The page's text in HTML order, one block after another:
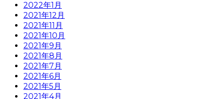
2022年1月
2021年12月
2021年11月
2021年10月
2021年9月
2021年8月
2021年7月
2021年6月
2021年5月
2021年4月